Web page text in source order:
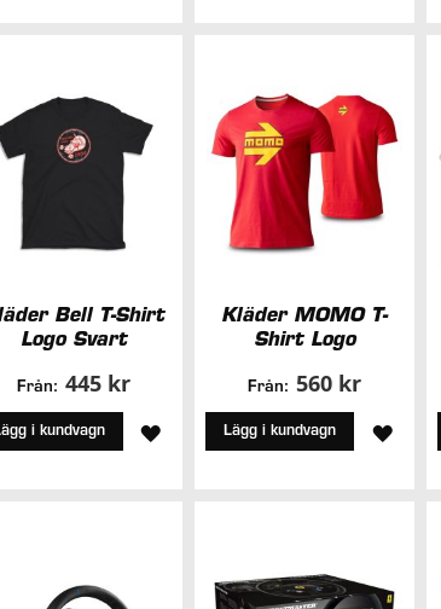
Bell T-Shirt
Logo Svart
Från: 445 kr
i kundvagn
LÄGG
Kläder MOMO T-
Shirt Logo
Från: 560 kr
Lägg i kundvagn
LÄGG